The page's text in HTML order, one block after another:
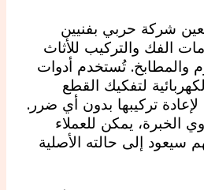
شركة حربي بفنيين
الفك والتركيب للأثاث
والمطابخ. تُستخدم أدوات
لتفكيك القطع
تركيبها بدون أي ضرر.
الخبرة، يمكن للعملاء
سيعود إلى حالته الأصلية